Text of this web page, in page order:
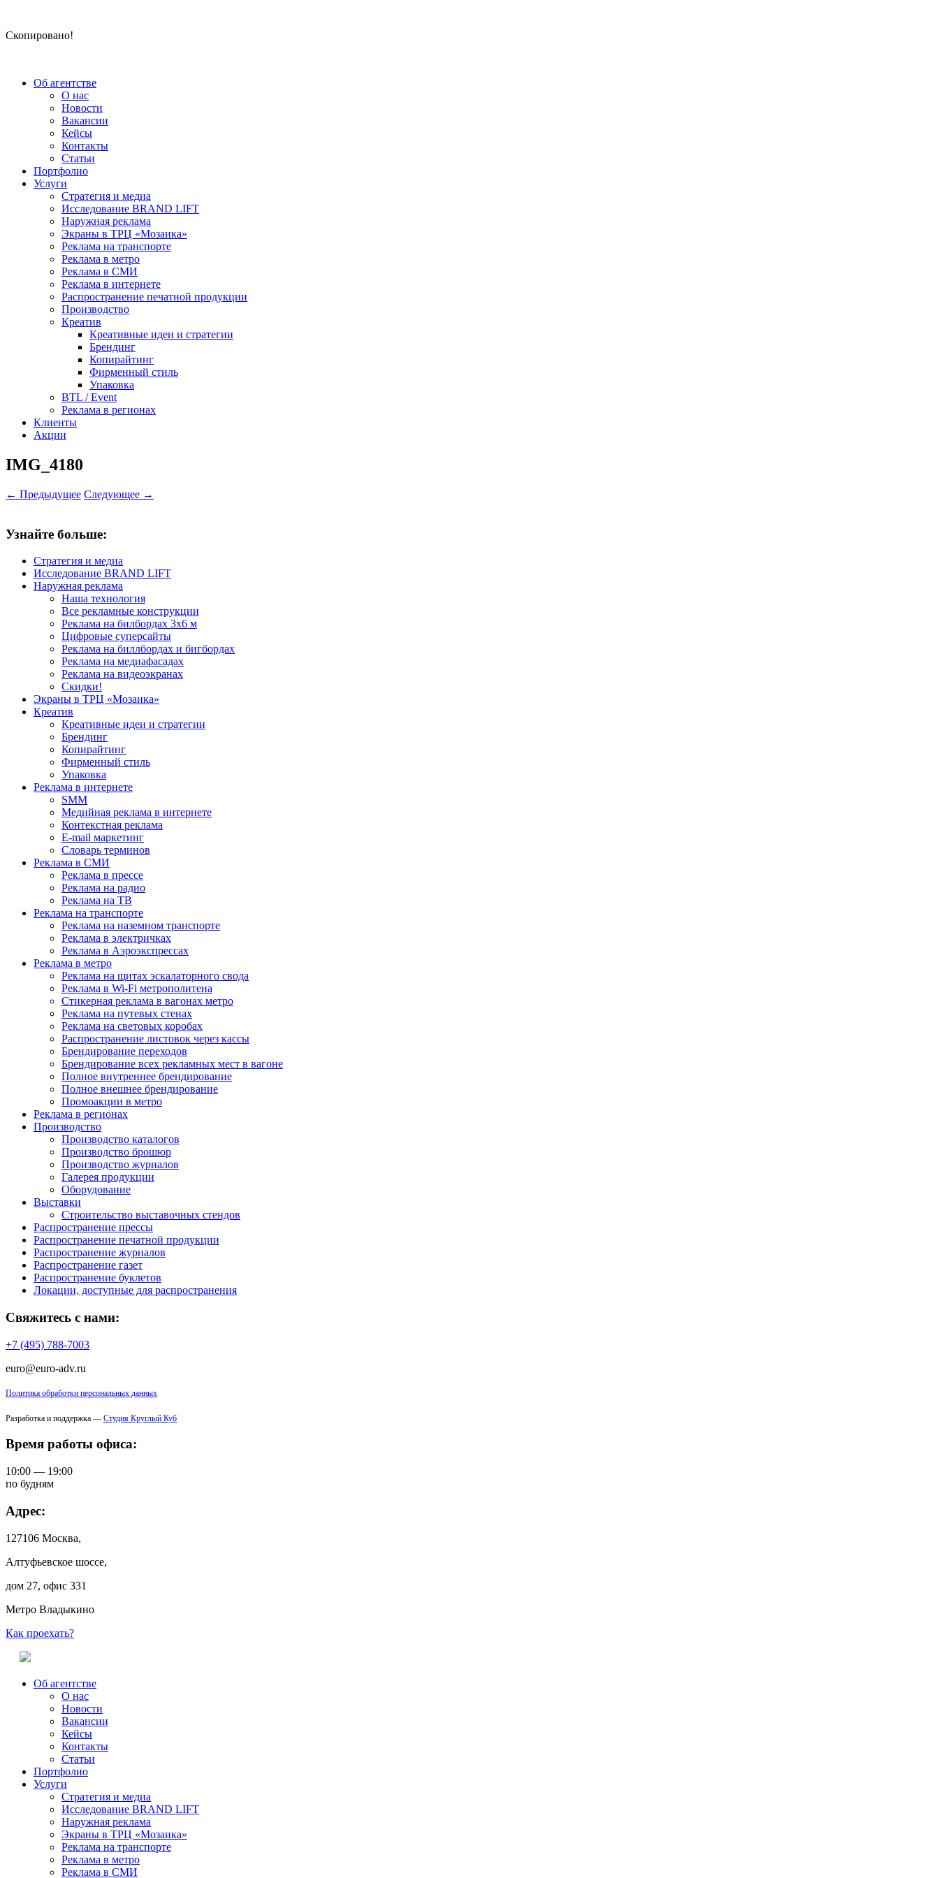
Скопировано!
Об агентстве
О нас
Новости
Вакансии
Кейсы
Контакты
Статьи
Портфолио
Услуги
Стратегия и медиа
Исследование BRAND LIFT
Наружная реклама
Экраны в ТРЦ «Мозаика»
Реклама на транспорте
Реклама в метро
Реклама в СМИ
Реклама в интернете
Распространение печатной продукции
Производство
Креатив
Креативные идеи и стратегии
Брендинг
Копирайтинг
Фирменный стиль
Упаковка
BTL / Event
Реклама в регионах
Клиенты
Акции
IMG_4180
← Предыдущее Следующее →
Узнайте больше:
Стратегия и медиа
Исследование BRAND LIFT
Наружная реклама
Наша технология
Все рекламные конструкции
Реклама на билбордах 3х6 м
Цифровые суперсайты
Реклама на биллбордах и бигбордах
Реклама на медиафасадах
Реклама на видеоэкранах
Скидки!
Экраны в ТРЦ «Мозаика»
Креатив
Креативные идеи и стратегии
Брендинг
Копирайтинг
Фирменный стиль
Упаковка
Реклама в интернете
SMM
Медийная реклама в интернете
Контекстная реклама
E-mail маркетинг
Словарь терминов
Реклама в СМИ
Реклама в прессе
Реклама на радио
Реклама на ТВ
Реклама на транспорте
Реклама на наземном транспорте
Реклама в электричках
Реклама в Аэроэкспрессах
Реклама в метро
Реклама на щитах эскалаторного свода
Реклама в Wi-Fi метрополитена
Стикерная реклама в вагонах метро
Реклама на путевых стенах
Реклама на световых коробах
Распространение листовок через кассы
Брендирование переходов
Брендирование всех рекламных мест в вагоне
Полное внутреннее брендирование
Полное внешнее брендирование
Промоакции в метро
Реклама в регионах
Производство
Производство каталогов
Производство брошюр
Производство журналов
Галерея продукции
Оборудование
Выставки
Строительство выставочных стендов
Распространение прессы
Распространение печатной продукции
Распространение журналов
Распространение газет
Распространение буклетов
Локации, доступные для распространения
Свяжитесь с нами:
+7 (495) 788-7003
euro@euro-adv.ru
Политика обработки персональных данных
Разработка и поддержка — Студия Круглый Куб
Время работы офиса:
10:00 — 19:00
по будням
Адрес:
127106 Москва,
Алтуфьевское шоссе,
дом 27, офис 331
Метро Владыкино
Как проехать?
Об агентстве
О нас
Новости
Вакансии
Кейсы
Контакты
Статьи
Портфолио
Услуги
Стратегия и медиа
Исследование BRAND LIFT
Наружная реклама
Экраны в ТРЦ «Мозаика»
Реклама на транспорте
Реклама в метро
Реклама в СМИ